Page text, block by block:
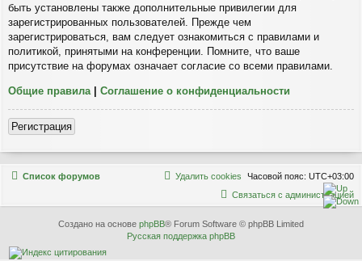
быть установлены также дополнительные привилегии для
зарегистрированных пользователей. Прежде чем
зарегистрироваться, вам следует ознакомиться с правилами и
политикой, принятыми на конференции. Помните, что ваше
присутствие на форумах означает согласие со всеми правилами.
Общие правила | Соглашение о конфиденциальности
Регистрация
Список форумов Часовой пояс: UTC+03:00
Удалить cookies
Связаться с
Связаться с администрацией
Создано на основе phpBB® Forum Software © phpBB Limited
Русская поддержка phpBB